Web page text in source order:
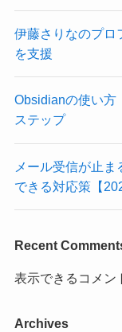
伊藤さりなのプロ
を支援
Obsidianの使い方
ステップ
メール受信が止
できる対応策【
Recent
表示できるコメン
Archives